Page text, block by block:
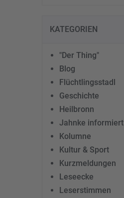
KATEGORIEN
"Der Thing"
Blog
Flüchtlingsstadl
Geschichte
Heilbronn
Jahnke informiert
Kolumne
Kultur & Sport
Kurzmeldungen
Leseecke
Leserstimmen